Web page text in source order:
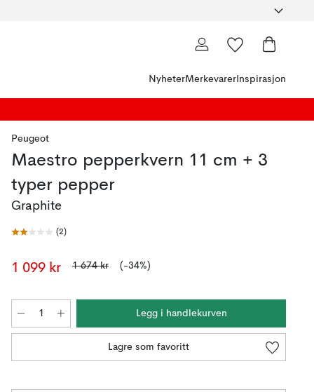
NyheterMerkevarer Inspirasjon
Peugeot
Maestro pepperkvern 11 cm + 3
typer pepper
Graphite
(2)
1 099 kr 1 674 kr (-34%)
Legg i handlekurven
Lagre som favoritt